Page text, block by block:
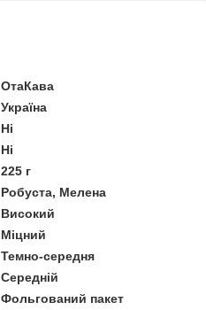
ОтаКава
Україна
Ні
Ні
225 г
Робуста, Мелена
Високий
Міцний
Темно-середня
Середній
Фольгований пакет